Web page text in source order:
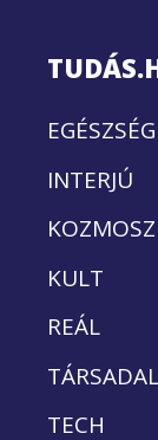
EGÉSZSÉG
INTERJÚ
KOZMOSZ
KULT
REÁL
TECH